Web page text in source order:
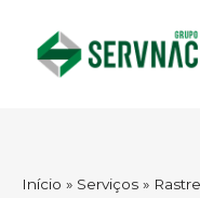
Início » Serviços »